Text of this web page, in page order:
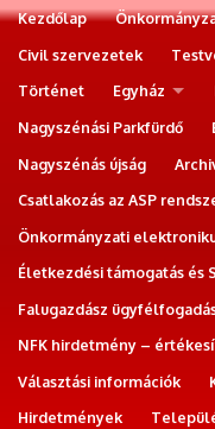
Kezdőlap
Civil szervezetek
Történet
Egyház
Nagyszénási Parkfürdő
Nagyszénás újság
Csatlakozás az ASP
Önkormányzati
Életkezdési támogatás és
Falugazdász
NFK hirdetmény –
Választási információk
Hirdetmények